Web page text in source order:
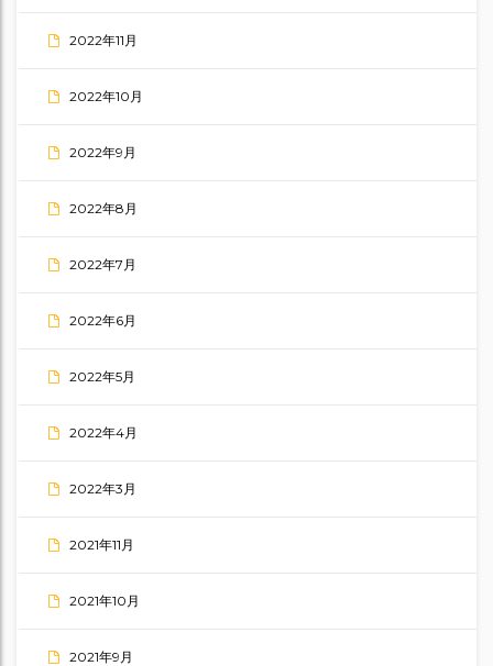
2022年11月
2022年10月
2022年9月
2022年8月
2022年7月
2022年6月
2022年5月
2022年4月
2022年3月
2021年11月
2021年10月
2021年9月